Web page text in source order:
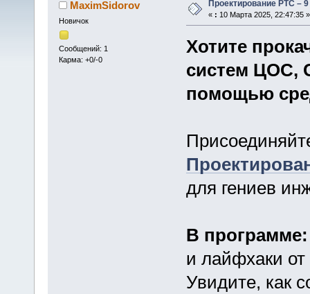
MaximSidorov
Новичок
Сообщений: 1
Карма: +0/-0
Проектирование РТС –
« : 10 Марта 2025, 22:47:35 »
Хотите
систем ЦОС,
помощью
для гениев
В программе:
и лайфхаки
Увидите, как